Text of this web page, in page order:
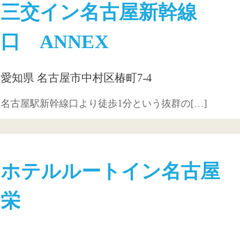
三交イン名古屋新幹線
口 ANNEX
愛知県 名古屋市中村区椿町7-4
名古屋駅新幹線口より徒歩1分という抜群の[…]
ホテルルートイン名古屋
栄